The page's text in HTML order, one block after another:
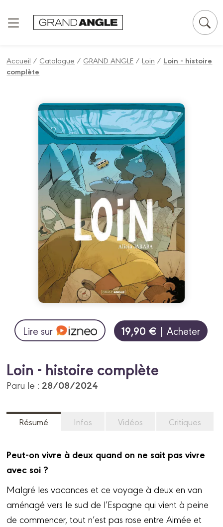
Accueil / Catalogue / GRAND ANGLE /Loin / Loin - histoire
complète
Lire sur 19,90 € | Acheter
Loin - histoire complète
Paru le : 28/08/2024
Résumé Infos Vidéos Critiques
Peut-on vivre à deux quand on ne sait pas vivre
avec soi ?
Malgré les vacances et ce voyage à deux en van
aménagé vers le sud de l’Espagne qui vient à peine
de commencer, tout n’est pas rose entre Aimée et